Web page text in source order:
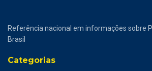
Referência nacional em informações sobre
Brasil
Categorias